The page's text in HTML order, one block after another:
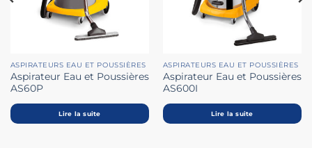
ASPIRATEURS EAU ET POUSSIÈRES
Aspirateur Eau et Poussières
AS60P
Lire la suite
ASPIRATEURS EAU ET POUSSIÈRES
Aspirateur Eau et Poussières
AS600I
Lire la suite